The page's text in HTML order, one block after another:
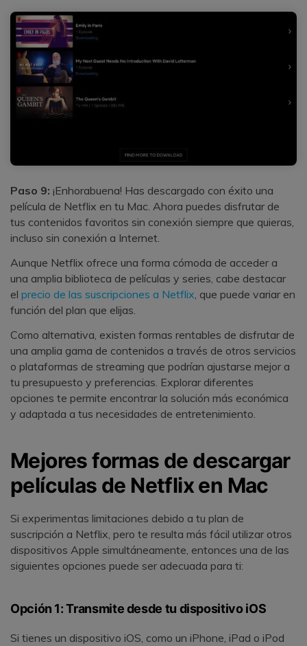
Paso 9: ¡Enhorabuena! Has descargado con éxito una
película de Netflix en tu Mac. Ahora puedes disfrutar de
tus contenidos favoritos sin conexión siempre que quieras,
incluso sin conexión a Internet.
Aunque Netflix ofrece una forma cómoda de acceder a
una amplia biblioteca de películas y series, cabe destacar
el precio de las suscripciones a Netflix, que puede variar en
función del plan que elijas.
Como alternativa, existen formas rentables de disfrutar de
una amplia gama de contenidos a través de otros servicios
o plataformas de streaming que podrían ajustarse mejor a
tu presupuesto y preferencias. Explorar diferentes
opciones te permite encontrar la solución más económica
y adaptada a tus necesidades de entretenimiento.
Mejores formas de descargar
películas de Netflix en Mac
Si experimentas limitaciones debido a tu plan de
suscripción a Netflix, pero te resulta más fácil utilizar otros
dispositivos Apple simultáneamente, entonces una de las
siguientes opciones puede ser adecuada para ti:
Opción 1: Transmite desde tu dispositivo iOS
Si tienes un dispositivo iOS, como un iPhone, iPad o iPod